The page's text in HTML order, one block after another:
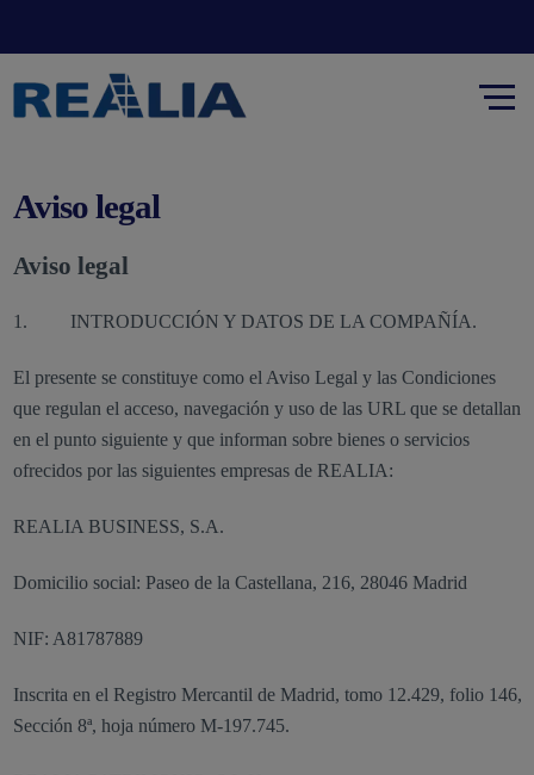
Aviso legal
Aviso legal
1. INTRODUCCIÓN Y DATOS DE LA COMPAÑÍA.
El presente se constituye como el Aviso Legal y las Condiciones
que regulan el acceso, navegación y uso de las URL que se detallan
en el punto siguiente y que informan sobre bienes o servicios
ofrecidos por las siguientes empresas de REALIA:
REALIA BUSINESS, S.A.
Domicilio social: Paseo de la Castellana, 216, 28046 Madrid
NIF: A81787889
Inscrita en el Registro Mercantil de Madrid, tomo 12.429, folio 146,
Sección 8ª, hoja número M-197.745.